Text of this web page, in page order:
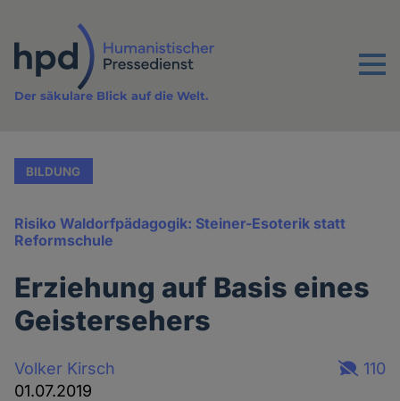
Inhalt
Menu
Der säkulare Blick auf die Welt.
BILDUNG
Risiko Waldorfpädagogik: Steiner-Esoterik statt
Reformschule
Erziehung auf Basis eines
Geistersehers
Volker Kirsch
01.07.2019
110